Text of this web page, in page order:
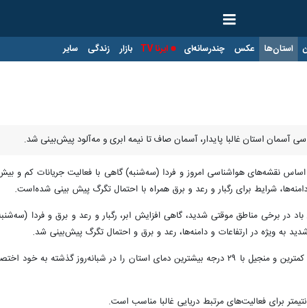
استان‌ها عکس چندرسانه‌ای ایرنا TV بازار زندگی سایر
استان غالبا پایدار، آسمان صاف تا نیمه ابری و مه‌آلود پیش‌بینی شد.
اساس نقشه‌های هواشناسی امروز و فردا (سه‌شنبه) گاهی با فعالیت جریانات کم و
شرایط برای رگبار و رعد و برق همراه با احتمال تگرگ پیش بینی شده‌است.
در برخی مناطق موقتی شدید، گاهی افزایش ابر، رگبار و رعد و برق و فردا
به ویژه در ارتفاعات و دامنه‌ها، رعد و برق و احتمال تگرگ پیش‌بینی شد.